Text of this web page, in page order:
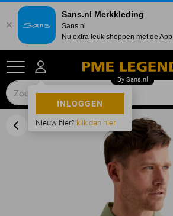
INLOGGEN
Nieuw hier? klik dan hier
Sans.nl Merkkleding
Sans.nl
Nu extra leuk shoppen met de App.